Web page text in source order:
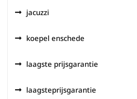
jacuzzi
koepel enschede
laagste prijsgarantie
laagsteprijsgarantie